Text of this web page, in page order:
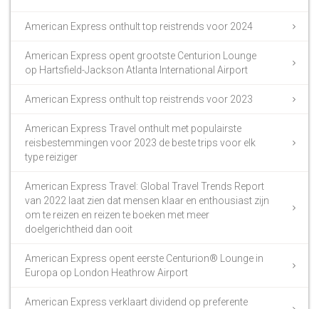
American Express onthult top reistrends voor 2024
American Express opent grootste Centurion Lounge
op Hartsfield-Jackson Atlanta International Airport
American Express onthult top reistrends voor 2023
American Express Travel onthult met populairste
reisbestemmingen voor 2023 de beste trips voor elk
type reiziger
American Express Travel: Global Travel Trends Report
van 2022 laat zien dat mensen klaar en enthousiast zijn
om te reizen en reizen te boeken met meer
doelgerichtheid dan ooit
American Express opent eerste Centurion® Lounge in
Europa op London Heathrow Airport
American Express verklaart dividend op preferente